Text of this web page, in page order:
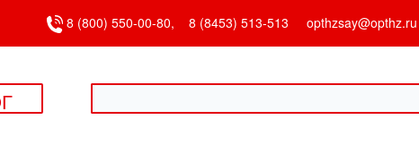
8 (800) 550-00-80, 8 (8453) 513-513 opthzsay@opthz.ru